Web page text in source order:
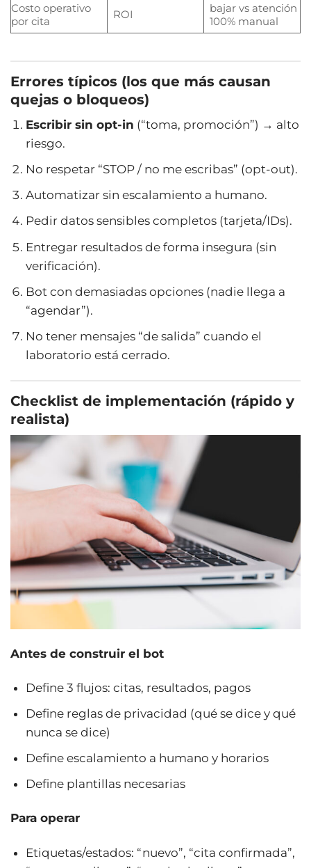
Costo operativo
por cita
ROI
bajar vs atención
100% manual
Errores típicos (los que más causan
quejas o bloqueos)
Escribir sin opt-in (“toma, promoción”) → alto
riesgo.
No respetar “STOP / no me escribas” (opt-out).
Automatizar sin escalamiento a humano.
Pedir datos sensibles completos (tarjeta/IDs).
Entregar resultados de forma insegura (sin
verificación).
Bot con demasiadas opciones (nadie llega a
“agendar”).
No tener mensajes “de salida” cuando el
laboratorio está cerrado.
Checklist de implementación (rápido y
realista)
Antes de construir el bot
Define 3 flujos: citas, resultados, pagos
Define reglas de privacidad (qué se dice y qué
nunca se dice)
Define escalamiento a humano y horarios
Define plantillas necesarias
Para operar
Etiquetas/estados: “nuevo”, “cita confirmada”,